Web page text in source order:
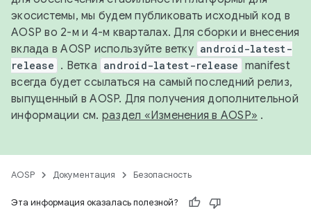
экосистемы, мы будем публиковать исходный код в
AOSP во 2-м и 4-м кварталах. Для сборки и внесения
вклада в AOSP используйте ветку android-latest-
release . Ветка android-latest-release manifest
всегда будет ссылаться на самый последний релиз,
выпущенный в AOSP. Для получения дополнительной
информации см. раздел «Изменения в AOSP» .
AOSP Документация Безопасность
Эта информация оказалась полезной?